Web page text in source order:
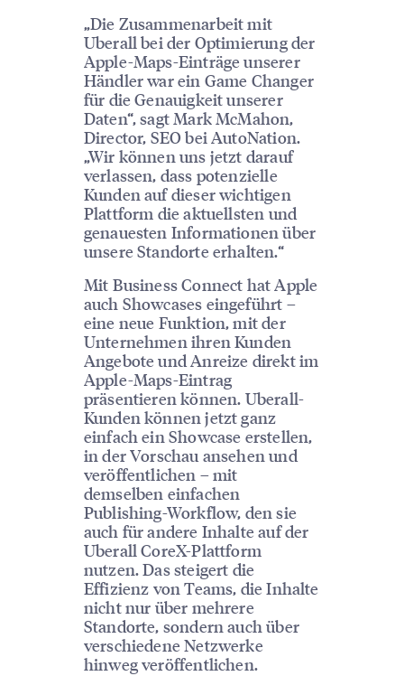
„Die Zusammenarbeit mit
Uberall bei der Optimierung der
Apple-Maps-Einträge unserer
Händler war ein Game Changer
für die Genauigkeit unserer
Daten“, sagt Mark McMahon,
Director, SEO bei AutoNation.
„Wir können uns jetzt darauf
verlassen, dass potenzielle
Kunden auf dieser wichtigen
Plattform die aktuellsten und
genauesten Informationen über
unsere Standorte erhalten.“
Mit Business Connect hat Apple
auch Showcases eingeführt –
eine neue Funktion, mit der
Unternehmen ihren Kunden
Angebote und Anreize direkt im
Apple-Maps-Eintrag
präsentieren können. Uberall-
Kunden können jetzt ganz
einfach ein Showcase erstellen,
in der Vorschau ansehen und
veröffentlichen – mit
demselben einfachen
Publishing-Workflow, den sie
auch für andere Inhalte auf der
Uberall CoreX-Plattform
nutzen. Das steigert die
Effizienz von Teams, die Inhalte
nicht nur über mehrere
Standorte, sondern auch über
verschiedene Netzwerke
hinweg veröffentlichen.